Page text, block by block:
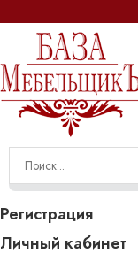
Регистрация
Личный кабинет